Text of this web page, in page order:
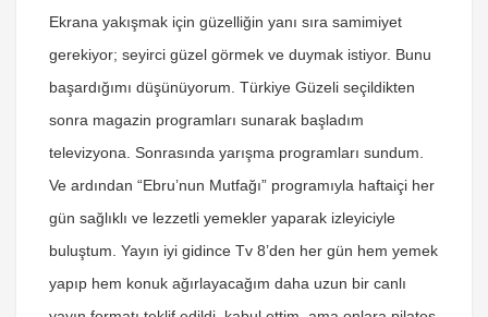
Ekrana yakışmak için güzelliğin yanı sıra samimiyet
gerekiyor; seyirci güzel görmek ve duymak istiyor. Bunu
başardığımı düşünüyorum. Türkiye Güzeli seçildikten
sonra magazin programları sunarak başladım
televizyona. Sonrasında yarışma programları sundum.
Ve ardından “Ebru’nun Mutfağı” programıyla haftaiçi her
gün sağlıklı ve lezzetli yemekler yaparak izleyiciyle
buluştum. Yayın iyi gidince Tv 8’den her gün hem yemek
yapıp hem konuk ağırlayacağım daha uzun bir canlı